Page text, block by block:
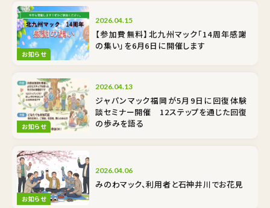
お知らせ
2026.04.15
【参加費無料】北九州マック「14周年感謝
の集い」を6月6日に開催します
お知らせ
2026.04.13
ジャパンマック福岡が5月9日に回復体験
談セミナー開催 12ステップを通じた回復
の歩みを語る
お知らせ
2026.04.06
みのわマック、利用者と石神井川でお花見